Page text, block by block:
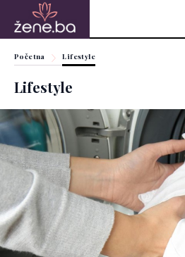
Početna Lifestyle
Lifestyle